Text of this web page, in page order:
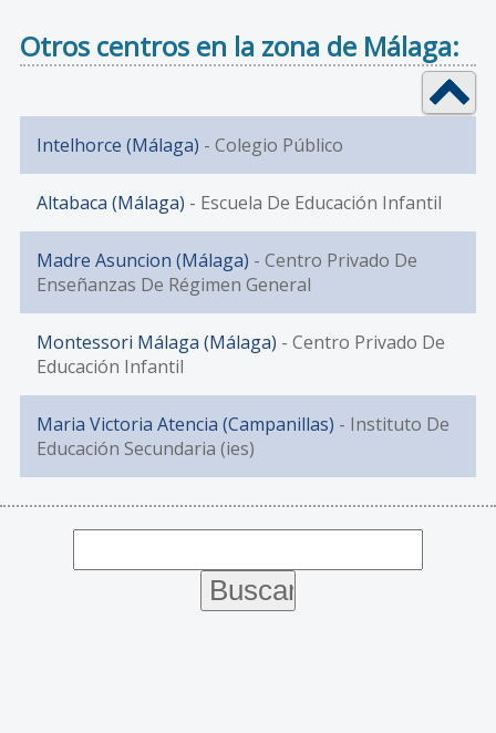
Otros centros en la zona de Málaga:
Intelhorce (Málaga) - Colegio Público
Altabaca (Málaga) - Escuela De Educación Infantil
Madre Asuncion (Málaga) - Centro Privado De
Enseñanzas De Régimen General
Montessori Málaga (Málaga) - Centro Privado De
Educación Infantil
Maria Victoria Atencia (Campanillas) - Instituto De
Educación Secundaria (ies)